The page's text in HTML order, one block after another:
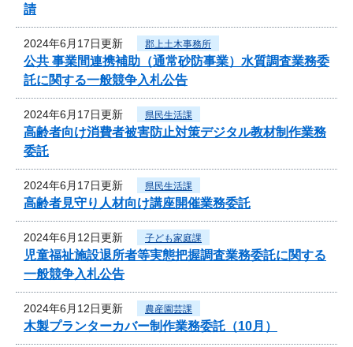
請
2024年6月17日更新 郡上土木事務所
公共 事業間連携補助（通常砂防事業）水質調査業務委
託に関する一般競争入札公告
2024年6月17日更新 県民生活課
高齢者向け消費者被害防止対策デジタル教材制作業務
委託
2024年6月17日更新 県民生活課
高齢者見守り人材向け講座開催業務委託
2024年6月12日更新 子ども家庭課
児童福祉施設退所者等実態把握調査業務委託に関する
一般競争入札公告
2024年6月12日更新 農産園芸課
木製プランターカバー制作業務委託（10月）